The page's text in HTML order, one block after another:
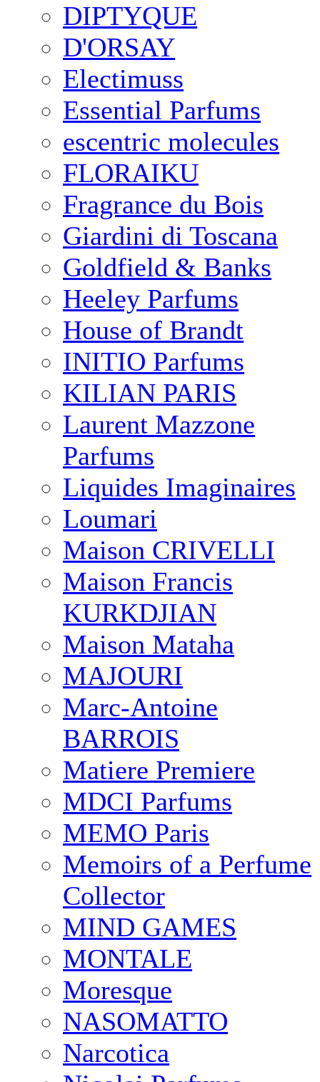
DIPTYQUE
D'ORSAY
Electimuss
Essential Parfums
escentric molecules
FLORAIKU
Fragrance du Bois
Giardini di Toscana
Goldfield & Banks
Heeley Parfums
House of Brandt
INITIO Parfums
KILIAN PARIS
Laurent Mazzone
Parfums
Liquides Imaginaires
Loumari
Maison CRIVELLI
Maison Francis
KURKDJIAN
Maison Mataha
MAJOURI
Marc-Antoine
BARROIS
Matiere Premiere
MDCI Parfums
MEMO Paris
Memoirs of a Perfume
Collector
MIND GAMES
MONTALE
Moresque
NASOMATTO
Narcotica